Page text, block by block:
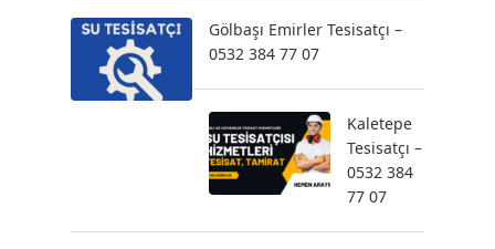
Gölbaşı Emirler Tesisatçı –
0532 384 77 07
Kaletepe
Tesisatçı –
0532 384
77 07